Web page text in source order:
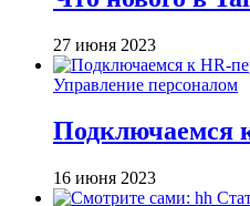
27 июня 2023
Управление персоналом
Подключаемся
16 июня 2023